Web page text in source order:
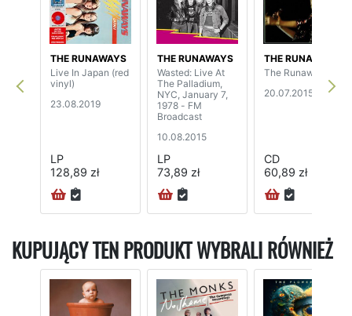
THE RUNAWAYS
Live In Japan (red
vinyl)
23.08.2019
LP
128,89 zł
THE RUNAWAYS
Wasted: Live At
The Palladium,
NYC, January 7,
1978 - FM
Broadcast
10.08.2015
LP
73,89 zł
THE RUNAWAYS
The Runaways
20.07.2015
CD
60,89 zł
KUPUJĄCY TEN PRODUKT WYBRALI RÓWNIEŻ